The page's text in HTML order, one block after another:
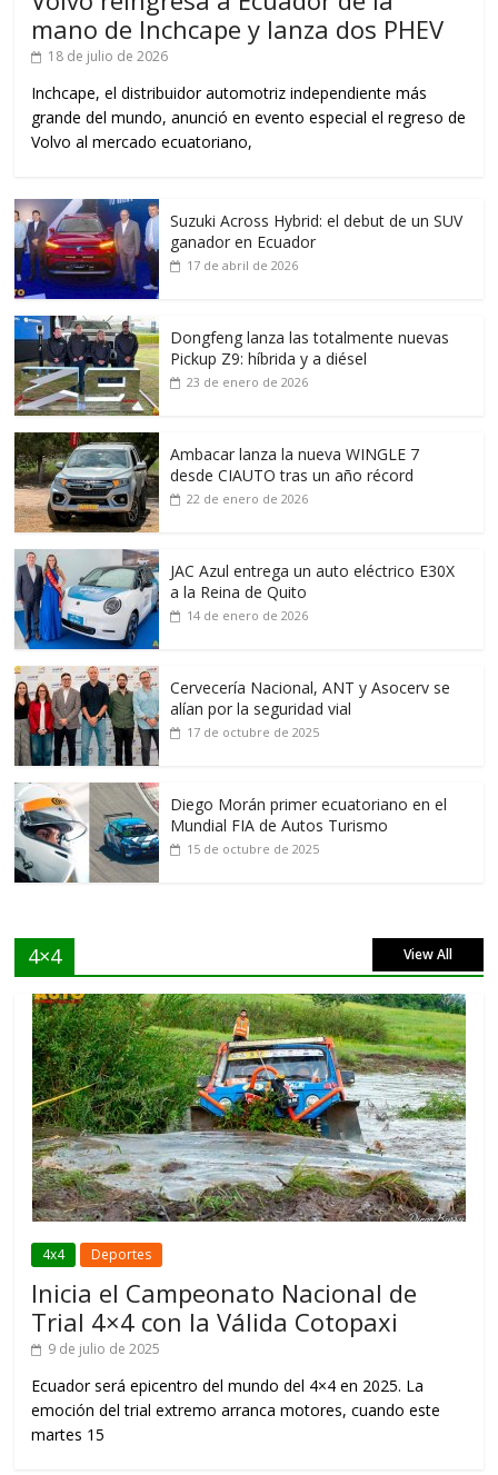
mano de Inchcape y lanza dos PHEV
18 de julio de 2026
Inchcape, el distribuidor automotriz independiente más
grande del mundo, anunció en evento especial el regreso de
Volvo al mercado ecuatoriano,
Suzuki Across Hybrid: el debut de un SUV
ganador en Ecuador
17 de abril de 2026
Dongfeng lanza las totalmente nuevas
Pickup Z9: híbrida y a diésel
23 de enero de 2026
Ambacar lanza la nueva WINGLE 7
desde CIAUTO tras un año récord
22 de enero de 2026
JAC Azul entrega un auto eléctrico E30X
a la Reina de Quito
14 de enero de 2026
Cervecería Nacional, ANT y Asocerv se
alían por la seguridad vial
17 de octubre de 2025
Diego Morán primer ecuatoriano en el
Mundial FIA de Autos Turismo
15 de octubre de 2025
4×4 View All
4x4 Deportes
Inicia el Campeonato Nacional de
Trial 4×4 con la Válida Cotopaxi
9 de julio de 2025
Ecuador será epicentro del mundo del 4×4 en 2025. La
emoción del trial extremo arranca motores, cuando este
martes 15